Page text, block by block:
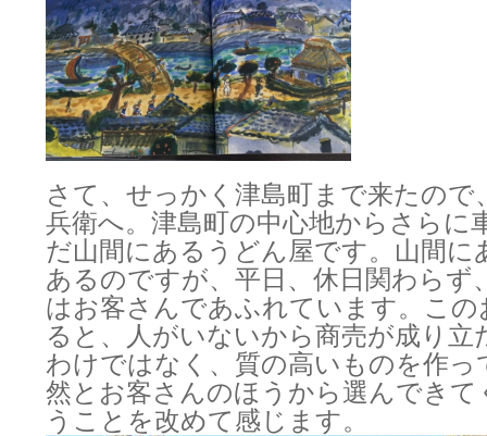
さて、せっかく津島町まで来たので
兵衛へ。津島町の中心地からさらに
だ山間にあるうどん屋です。山間に
あるのですが、平日、休日関わらず
はお客さんであふれています。この
ると、人がいないから商売が成り立
わけではなく、質の高いものを作っ
然とお客さんのほうから選んできて
うことを改めて感じます。